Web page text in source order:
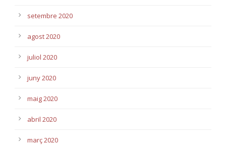
setembre 2020
agost 2020
juliol 2020
juny 2020
maig 2020
abril 2020
març 2020